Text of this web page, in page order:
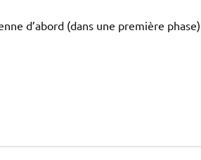
d’abord (dans une première phase)